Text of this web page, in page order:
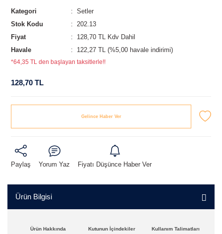
Kategori
Setler
Stok Kodu
202.13
Fiyat
128,70 TL Kdv Dahil
Havale
122,27 TL (%5,00 havale indirimi)
*64,35 TL den başlayan taksitlerle!!
128,70 TL
Gelince Haber Ver
Paylaş Yorum Yaz Fiyatı Düşünce Haber Ver
Ürün Bilgisi
Ürün Hakkında Kutunun İçindekiler
Kullanım Talimatları